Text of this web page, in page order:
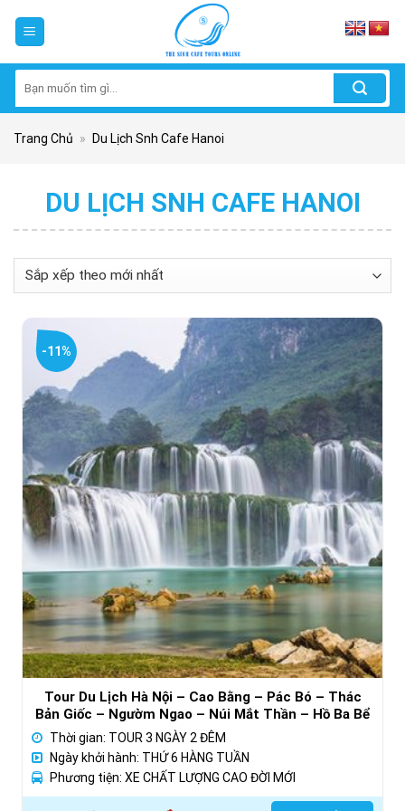
kiếm:
Trang Chủ » Du Lịch Snh Cafe Hanoi
DU LỊCH SNH CAFE HANOI
-11%
Tour Du Lịch Hà Nội – Cao Bằng – Pác Bó – Thác
Bản Giốc – Ngườm Ngao – Núi Mắt Thần – Hồ Ba Bể
3 Ngày 2 Đêm
Thời gian: TOUR 3 NGÀY 2 ĐÊM
Ngày khởi hành: THỨ 6 HÀNG TUẦN
Phương tiện: XE CHẤT LƯỢNG CAO ĐỜI MỚI